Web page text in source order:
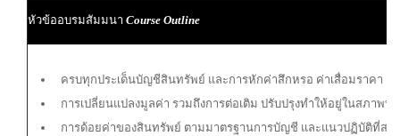
หัวข้ออบรมสัมมนา Course Outline
ครบทุกประเด็นบัญชีสินทรัพย์ และการหักค่าสึกหรอ ค่าเสื่อมราคา ต
การเปลี่ยนแปลงมูลค่า รวมถึงการต่อเติม ปรับปรุงทำให้อยู่ในสภาพที่
การด้อยค่าของสินทรัพย์ ตามมาตรฐานการบัญชี และแนวปฏิบัติที่ส